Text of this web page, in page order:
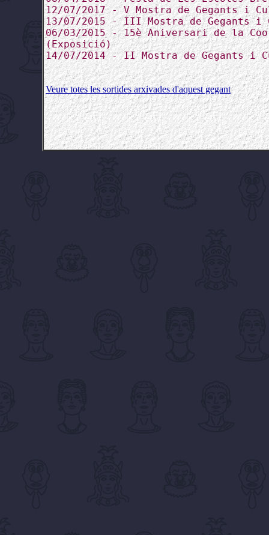
12/07/2017 - V Mostra de Gegants i
13/07/2015 - III Mostra de Gegants i
06/03/2015 - 15è Aniversari de la
(Exposició)
14/07/2014 - II Mostra de Gegants i
Veure totes les sortides arxivades d'aquest gegant